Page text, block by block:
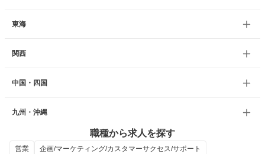
東海
関西
中国・四国
九州・沖縄
職種から求人を探す
営業
企画/マーケティング/カスタマーサクセス/サポート